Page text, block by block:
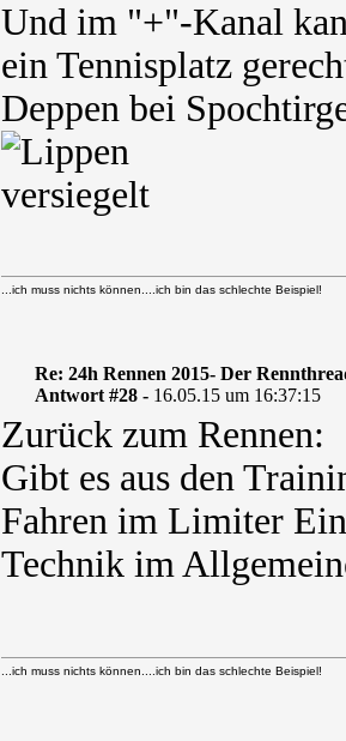
Und im "+"-Kanal
ein Tennisplatz
Deppen bei
...ich muss nichts können....ich bin das schlechte Beispiel!
Re: 24h Rennen 2015- Der
Antwort #28 - 16.05.15 um 16:37:15
Zurück zum Rennen:
Gibt es aus den
Fahren im Limiter
Technik im
...ich muss nichts können....ich bin das schlechte Beispiel!